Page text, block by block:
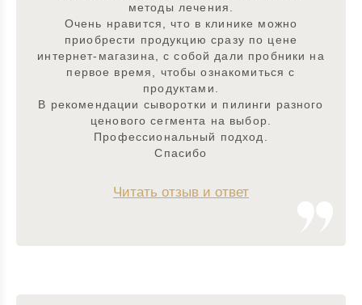
методы лечения.
Очень нравится, что в клинике можно
приобрести продукцию сразу по цене
интернет-магазина, с собой дали пробники на
первое время, чтобы ознакомиться с
продуктами.
В рекомендации сыворотки и пилинги разного
ценового сегмента на выбор.
Профессиональный подход.
Спасибо
Читать отзыв и ответ